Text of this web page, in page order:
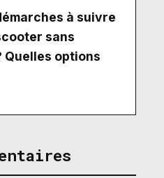
à suivre
sans
Quelles options